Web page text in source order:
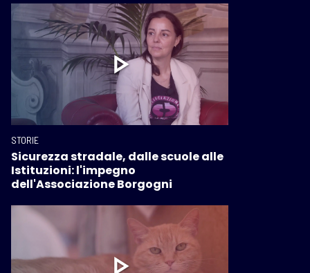
STORIE
Sicurezza stradale, dalle scuole alle
Istituzioni: l'impegno
dell'Associazione Borgogni